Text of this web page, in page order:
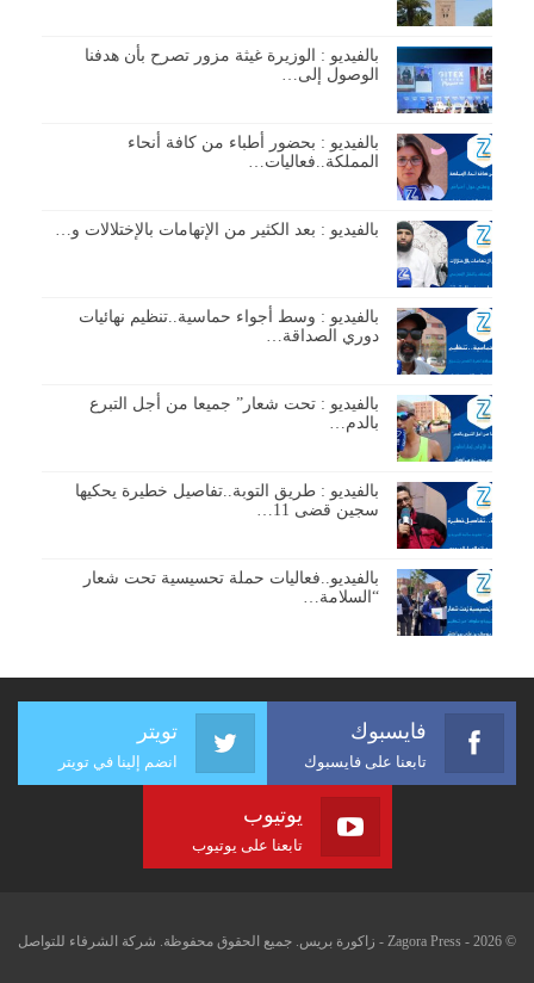
بالفيديو : الوزيرة غيثة مزور تصرح بأن هدفنا
الوصول إلى…
بالفيديو : بحضور أطباء من كافة أنحاء
المملكة..فعاليات…
بالفيديو : بعد الكثير من الإتهامات بالإختلالات و…
بالفيديو : وسط أجواء حماسية..تنظيم نهائيات
دوري الصداقة…
بالفيديو : تحت شعار” جميعا من أجل التبرع
بالدم…
بالفيديو : طريق التوبة..تفاصيل خطيرة يحكيها
سجين قضى 11…
بالفيديو..فعاليات حملة تحسيسية تحت شعار
“السلامة…
فايسبوك
تابعنا على فايسبوك
تويتر
انضم إلينا في تويتر
يوتيوب
تابعنا على يوتيوب
© 2026 - Zagora Press - زاكورة بريس. جميع الحقوق محفوظة. شركة الشرفاء للتواصل